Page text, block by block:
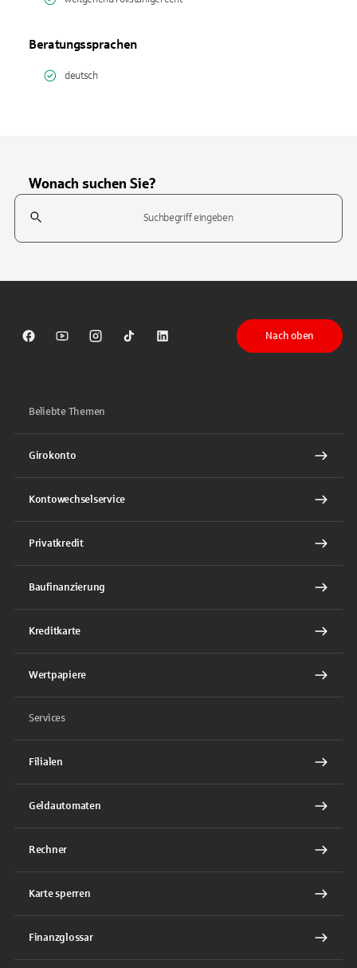
Beratungssprachen
deutsch
Wonach suchen Sie?
Suchfeld
Sparkasse auf Facebook
Sparkasse auf Youtube
Sparkasse auf Instagram
Sparkasse auf TikTok
Sparkasse auf LinkedIn
Nach oben
Beliebte Themen
Girokonto
Kontowechselservice
Privatkredit
Baufinanzierung
Kreditkarte
Wertpapiere
Services
Filialen
Geldautomaten
Rechner
Karte sperren
Finanzglossar